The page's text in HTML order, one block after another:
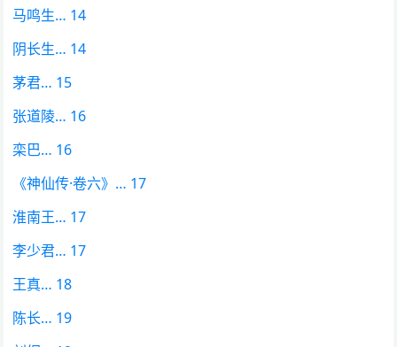
马鸣生… 14
阴长生… 14
茅君… 15
张道陵… 16
栾巴… 16
《神仙传·卷六》… 17
淮南王… 17
李少君… 17
王真… 18
陈长… 19